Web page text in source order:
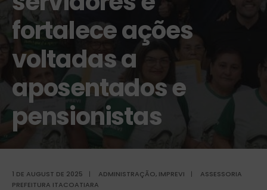
fortalece ações
voltadas a
aposentados e
pensionistas
1 DE AUGUST DE 2025 | ADMINISTRAÇÃO, IMPREVI |
ASSESSORIA
PREFEITURA ITACOATIARA